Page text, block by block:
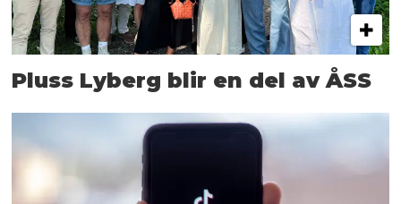
Pluss Lyberg blir en del av ÅSS